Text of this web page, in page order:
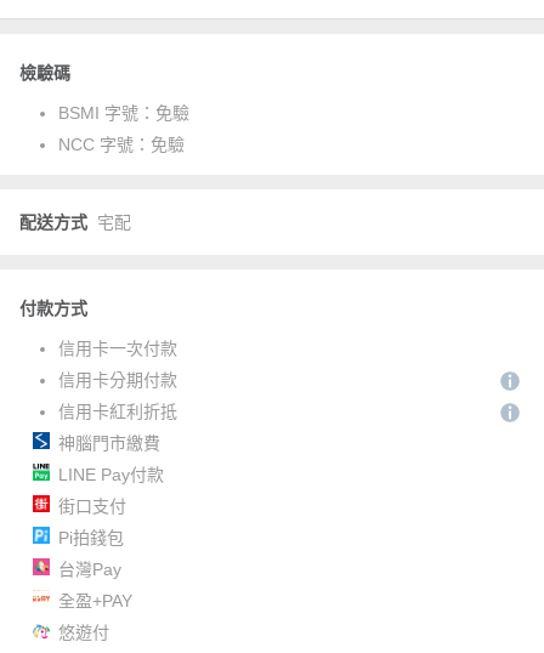
檢驗碼
BSMI 字號： 免驗
NCC 字號： 免驗
配送方式 宅配
付款方式
信用卡一次付款
信用卡分期付款
信用卡紅利折抵
神腦門市繳費
LINE Pay付款
街口支付
Pi拍錢包
台灣Pay
全盈+PAY
悠遊付